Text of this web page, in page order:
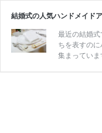
結婚式の人気ハンドメイド
最近の結婚
ちを表すの
集まってい